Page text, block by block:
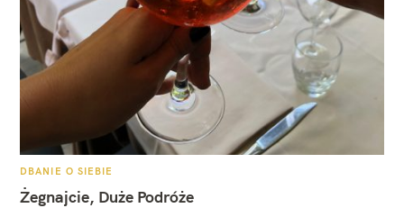
K
T
E
DBANIE O SIEBIE
Żegnajcie, Duże Podróże